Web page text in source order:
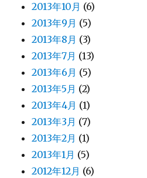
2013年10月 (6)
2013年9月 (5)
2013年8月 (3)
2013年7月 (13)
2013年6月 (5)
2013年5月 (2)
2013年4月 (1)
2013年3月 (7)
2013年2月 (1)
2013年1月 (5)
2012年12月 (6)